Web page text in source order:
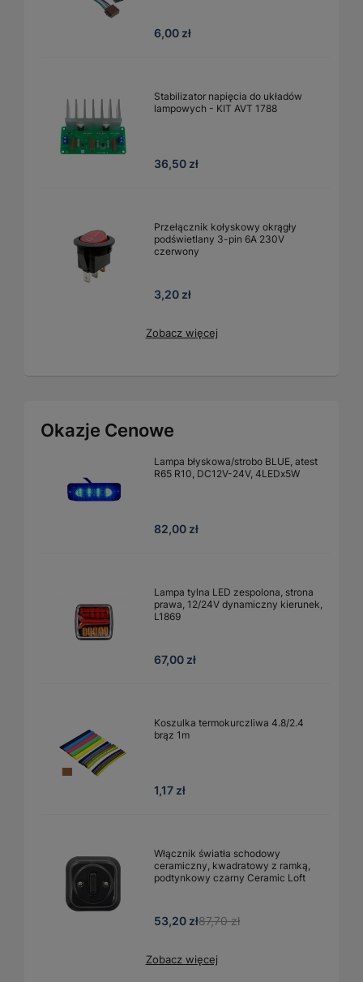
6,00 zł
Stabilizator napięcia do układów
lampowych - KIT AVT 1788
36,50 zł
Przełącznik kołyskowy okrągły
podświetlany 3-pin 6A 230V
czerwony
3,20 zł
Zobacz więcej
Okazje Cenowe
Lampa błyskowa/strobo BLUE, atest
R65 R10, DC12V-24V, 4LEDx5W
82,00 zł
Lampa tylna LED zespolona, strona
prawa, 12/24V dynamiczny kierunek,
L1869
67,00 zł
Koszulka termokurczliwa 4.8/2.4
brąz 1m
1,17 zł
Włącznik światła schodowy
ceramiczny, kwadratowy z ramką,
podtynkowy czarny Ceramic Loft
53,20 zł87,70 zł
Zobacz więcej